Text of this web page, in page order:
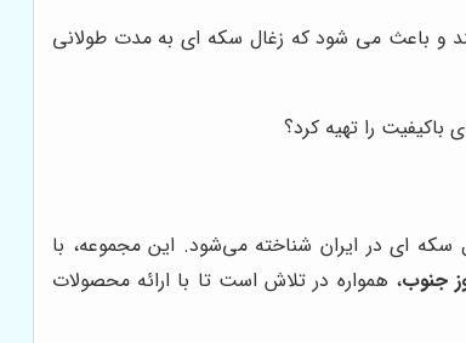
و باعث می شود که زغال سکه ای به مدت طولانی
باکیفیت را تهیه کرد؟
سکه ای در ایران شناخته می‌شود. این مجموعه، با
جنوب، همواره در تلاش است تا با ارائه محصولات